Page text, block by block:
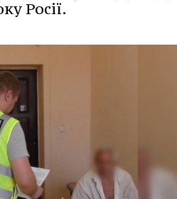
Росії.